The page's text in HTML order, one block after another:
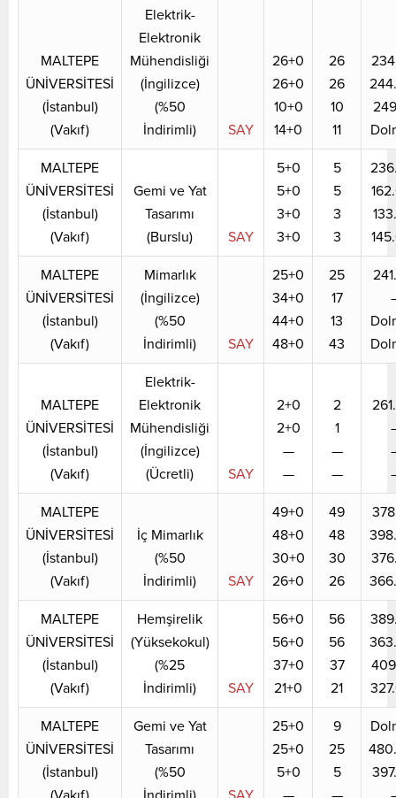
MALTEPE
ÜNİVERSİTESİ
(İstanbul)
(Vakıf)
Elektrik-
Elektronik
Mühendisliği
(İngilizce)
(%50
İndirimli)
SAY
26+0
26+0
10+0
14+0
26
26
10
11
MALTEPE
ÜNİVERSİTESİ
(İstanbul)
(Vakıf)
Gemi ve Yat
Tasarımı
(Burslu)
SAY
5+0
5+0
3+0
3+0
5
5
3
3
MALTEPE
ÜNİVERSİTESİ
(İstanbul)
(Vakıf)
Mimarlık
(İngilizce)
(%50
İndirimli)
SAY
25+0
34+0
44+0
48+0
25
17
13
43
MALTEPE
ÜNİVERSİTESİ
(İstanbul)
(Vakıf)
Elektrik-
Elektronik
Mühendisliği
(İngilizce)
(Ücretli)
SAY
2+0
2+0
—
—
2
1
—
—
MALTEPE
ÜNİVERSİTESİ
(İstanbul)
(Vakıf)
İç Mimarlık
(%50
İndirimli)
SAY
49+0
48+0
30+0
26+0
49
48
30
26
MALTEPE
ÜNİVERSİTESİ
(İstanbul)
(Vakıf)
Hemşirelik
(Yüksekokul)
(%25
İndirimli)
SAY
56+0
56+0
37+0
21+0
56
56
37
21
MALTEPE
ÜNİVERSİTESİ
(İstanbul)
Gemi ve Yat
Tasarımı
(%50
25+0
25+0
5+0
9
25
5